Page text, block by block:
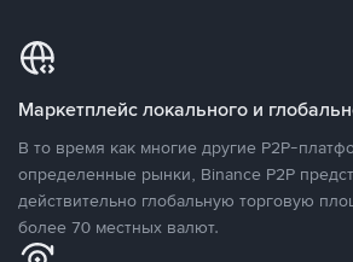
Маркетплейс локального и
В то время как многие другие P2P-
определенные рынки, Binance P2P
действительно глобальную торговую
более 70 местных валют.